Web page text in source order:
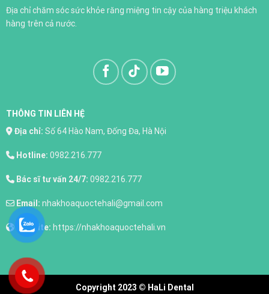
XEM THÊM
Nhổ răng
Địa chỉ chăm sóc sức khỏe răng miệng tin cậy của hàng triệu khách
hàng trên cả nước.
THÔNG TIN LIÊN HỆ
Địa chỉ: Số 64 Hào Nam, Đống Đa, Hà Nội
Hotline: 0982.216.777
Bác sĩ tư vấn 24/7: 0982.216.777
Email: nhakhoaquoctehali@gmail.com
Website: https://nhakhoaquoctehali.vn
Copyright 2023 © HaLi Dental